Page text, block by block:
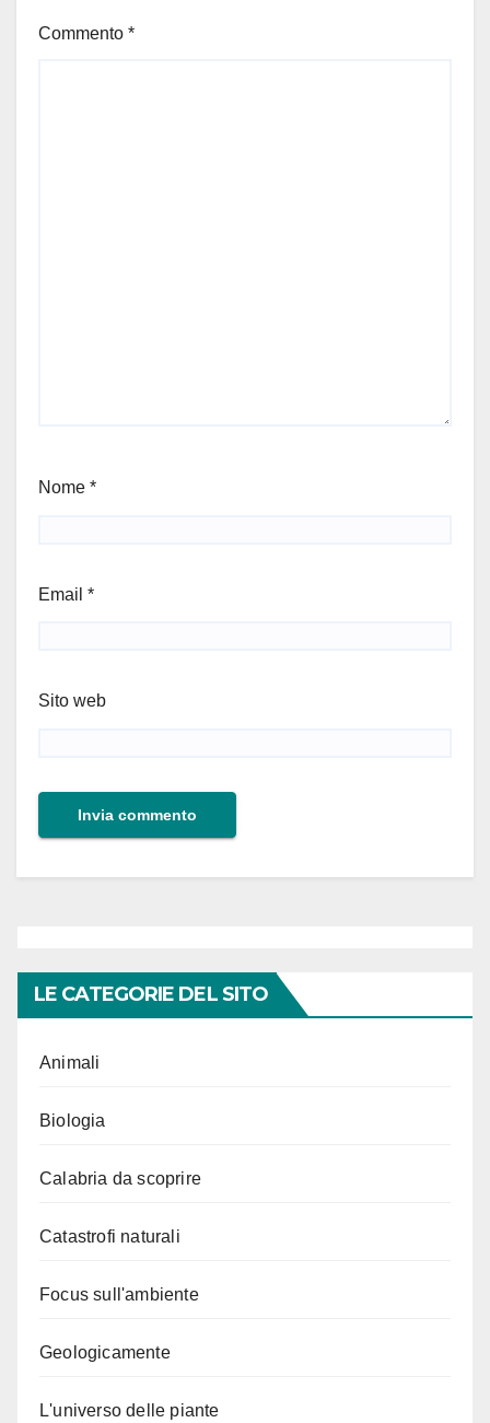
Commento *
Nome *
Email *
Sito web
LE CATEGORIE DEL SITO
Animali
Biologia
Calabria da scoprire
Catastrofi naturali
Focus sull'ambiente
Geologicamente
L'universo delle piante